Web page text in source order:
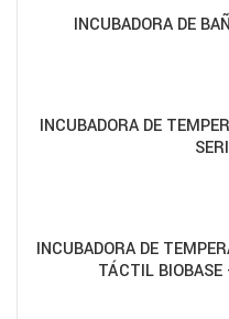
INCUBADORA DE
INCUBADORA DE
INCUBADORA DE
TÁCTIL